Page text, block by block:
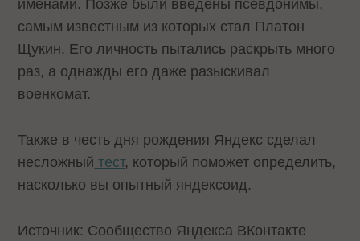
именами. Позже были введены псевдонимы,
самым известным из которых стал Платон
Щукин. Его личность пытались раскрыть много
раз, а однажды его даже разыскивал
военкомат.
Также в честь дня рождения Яндекс сделал
несложный тест, который поможет определить,
насколько вы опытный яндексоид.
Источник: Сообщество Яндекса ВКонтакте